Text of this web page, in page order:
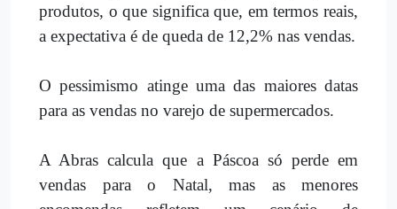
produtos, o que significa que, em termos reais,
a expectativa é de queda de 12,2% nas vendas.
O pessimismo atinge uma das maiores datas
para as vendas no varejo de supermercados.
A Abras calcula que a Páscoa só perde em
vendas para o Natal, mas as menores